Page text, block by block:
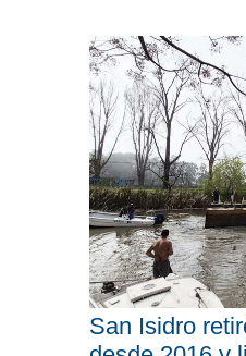
San Isidro